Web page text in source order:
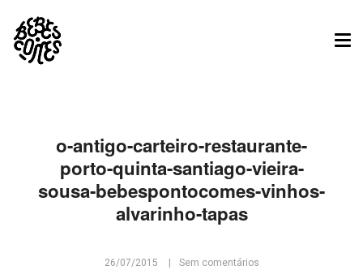
o-antigo-carteiro-restaurante-
porto-quinta-santiago-vieira-
sousa-bebespontocomes-vinhos-
alvarinho-tapas
26/07/2015 Sem comentários